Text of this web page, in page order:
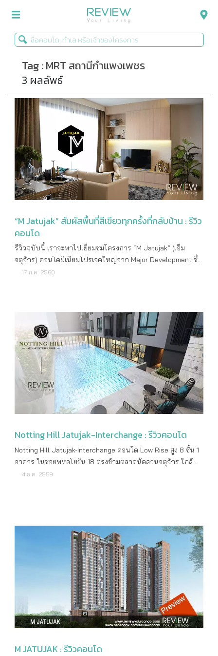
รีวิวคอนโด
รีวิวบ้าน
รีวิวทาวน์โฮม
Life+Style
Infographic
ข่าวโปรโมชั่น
Tag : MRT สถานีกำแพงเพชร
3 ผลลัพธ์
“M Jatujak” สัมผัสพื้นที่สีเขียวทุกครั้งที่กลับบ้าน : รีวิว
คอนโด
รีวิวฉบับนี้ เราจะพาไปเยี่ยมชมโครงการ “M Jatujak” (เอ็ม
จตุจักร) คอนโดมิเนียมโปรเจคใหญ่จาก Major Development ซึ่ง
ปัจจุบันตัวโครงการสร้างเสร็จไปเยอะแล้ว ขณะนี้กำลังอยู่ในขั้น
จตุจักร) ตั้งอยู่ในทำเลที่จัดว่าน่าสนใจมากๆ ค่ะ แทบจะเรียกว่าอยู่
บนใจกลางย่านลาดพร้าว-จตุจักรที่มีความครบเครื่องมากๆ ทั้งใน
ส่วนที่เป็นแหล่งงาน แหล่งการค้า แหล่งช็อปปิ้ง แหล่งรวมอาหาร
เด็ดๆ อีกทั้งยังคงบรรยากาศความเป็นแหล่งชุมชนที่อยู่อาศัยเดิม
ทำเลที่ตั้งบริเวณปากซอยพหลโยธิน 18 ห่างจากรถไฟฟ้า BTS
สะพานควายเพียง 500 เมตรเท่านั้น ใกล้หน่อยก็ MRT
กำแพงเพชรที่ห่างเพียง 450 เมตร หรือถ้าจากรถไฟฟ้า BTS
หมอชิต 550 เมตร และ MRT จตุจักรก็ห่างเพียง 500 เมตรเองค่ะ
ต่างกันนิดหน่อยทำให้มีทางเลือกได้ถึง 2 ทาง ความสะดวก
อาจจะร่มรื่นกว่าในช่วงกลางวัน แต่ช่วงค่ำก็ออกจะเงียบเหงาไป
หน่อย ในขณะที่ทางเดินจากสถานีสะพานควาย ระหว่างทางก็มี
ห้าง Big C รวมถึงร้านค้า ร้านอาหาร ร้านสะดวกซื้อ
และCommunity Mall ให้แวะกินแวะซื้อเยอะ แต่ช่วงกลางวันจะ
อินทามระ 15 เพื่อต่อไปยังถนนสุทธิสารวินิจฉัยได้ การจะเดินทาง
ต่อไปยังถนนรัชดาภิเษก หรือขึ้นทางด่วนโทลเวย์จึงไม่ใช่เรื่องยาก
เลยค่ะ เช่นเดียวกับทางฝั่งปากซอยพหลโยธิน 18 ซึ่งตรงกับแยก
กำแพงเพชรพอดี เราสามารถขับรถตรงข้ามแยกไปขึ้นทางด่วนศรี
รัชได้เลย ในขณะเดียวกันถนนพหลโยธินยังเป็นถนนสายสำคัญ
หรือเป็นถนนสายหลักที่หลายๆ คนใช้เป็นเส้นทางเข้าออกเมือง
ส่วนเรื่องการเดินทางด้วยรถสาธารณะ ก็สะดวกเช่นกันค่ะ ทั้งรถ
แท็กซี่ รถเมล์ รวมถึงรถตู้มีให้เลือกหลายสายเลยค่ะ วิน
มอเตอร์ไซค์ก็เยอะ บริเวณรอบๆ ไม่ว่าจะในระยะเดิน หรือนั่งรถก็
Facility @ M Jatujak Signature หนึ่งของคอนโดจาก Major
17 ก.ค. 2560
Notting Hill Jatujak-Interchange : รีวิวคอนโด
Notting Hill Jatujak-Interchange คอนโด Low Rise สูง 8 ชั้น 1
อาคาร ในซอยพหลโยธิน 18 ตรงข้ามตลาดนัดสวนจตุจักร ใกล้
รถไฟฟ้า BTS และ MRT โครงการใหม่จาก Origin Property ราย
50% (รวมจอดซ้อนคัน) พื้นที่โครงการ 1 - 0 - 92.5 ไร่ ที่ตั้ง
โครงการ ซอยพหลโยธิน 18 แขวงจอมพล เขตจตุจักร กรุงเทพฯ
เริ่มก่อสร้าง เดือนมีนาคม ปี 2560 คาดว่าจะแล้วเสร็จ
ไตรมาสที่ 4 ปี 2561 ค่าส่วนกลาง 45 บาท/ตารางเมตร ค่า
กองทุน 500 บาท/ตารางเมตร สถานที่สำคัญใกล้เคียง ตลาด
นัดสวนจตุจักร ตลาด อตก. BTS หมอชิต BTS สะพานควาย
เซ็นทรัล ลาดพร้าว ยูเนี่ยน มอลล์ บิ๊กซี สะพานควาย โรงพยาบาล
เปาโล เมโมเรียล สะพานควาย ลักษณะห้องและขนาดห้อง
Deluxe (s) 1 Bedroom ขนาด 24.5 - 26 ตารางเมตร Deluxe (M)
Plus ขนาด 34 - 34.9 ตารางเมตร Penthouse 2
4 ธ.ค. 2559
M JATUJAK : รีวิวคอนโด